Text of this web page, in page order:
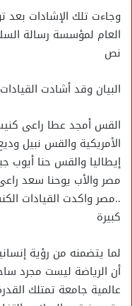
وجاءت تلك الإشادات
العام لمؤسسة رسالة
نص
البيان وقد أشادت
القس أمجد عطا راعى
الأمريكية والقس نبيل
إيطاليا والقس حنا أيوب
مصر والأب يوحنا سعد
..مصر واكدت القيادات
كبيرة
لما يتضمنه من رؤية
أن الرياضة ليست مجرد
عالمية جامعة تمتلك